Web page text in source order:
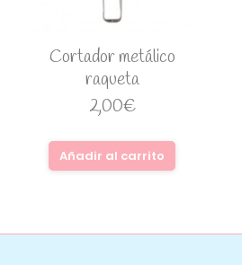
Cortador metálico
raqueta
2,00€
Añadir al carrito